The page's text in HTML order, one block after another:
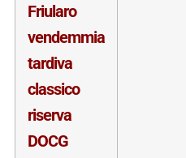
Friularo
vendemmia
tardiva
classico
riserva
DOCG